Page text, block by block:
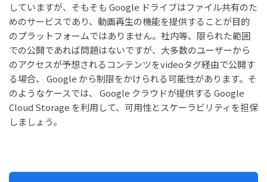
していますが、そもそも Google ドライブはファイル共有のた
めのサービスであり、動画再生の機能を提供することが目的
のプラットフォームではありません。社内等、限られた範囲
での公開であれば問題はないですが、大多数のユーザーから
のアクセスが予想されるコンテンツをvideoタグ経由で公開す
る場合、 Google から制限をかけられる可能性があります。そ
のようなケースでは、 Google クラウドが提供する Google
Cloud Storage を利用して、可用性とスケーラビリティを担保
しましょう。